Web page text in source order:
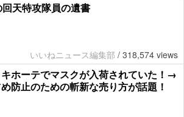
天特攻隊員の遺書
いいねニュース編集部 / 318,574 views
キホーテでマスクが入荷されていた！→
防止のための斬新な売り方が話題！